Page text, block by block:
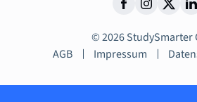
© 2026 StudySmarter
AGB
Impressum